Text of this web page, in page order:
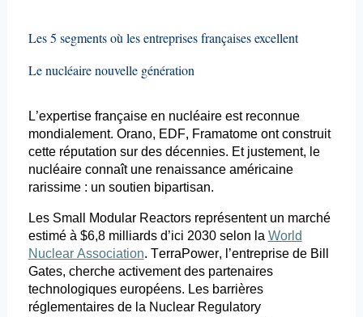
Les 5 segments où les entreprises françaises excellent
Le nucléaire nouvelle génération
L’expertise française en nucléaire est reconnue
mondialement. Orano, EDF, Framatome ont construit
cette réputation sur des décennies. Et justement, le
nucléaire connaît une renaissance américaine
rarissime : un soutien bipartisan.
Les Small Modular Reactorsreprésentent un marché
estimé à $6,8 milliards d’ici 2030 selon la World
Nuclear Association. TerraPower, l’entreprise de Bill
Gates, cherche activement des partenaires
technologiques européens. Les barrières
réglementaires de la Nuclear Regulatory